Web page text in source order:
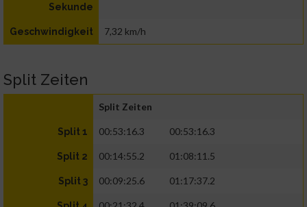
Sekunde
Geschwindigkeit 7,32 km/h
Split Zeiten
Split Zeiten
Split 1 00:53:16.3 00:53:16.3
Split 2 00:14:55.2 01:08:11.5
Split 3 00:09:25.6 01:17:37.2